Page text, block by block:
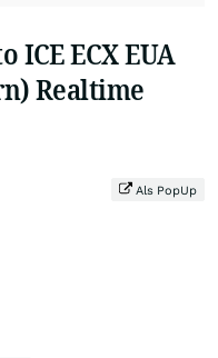
ICE ECX EUA
Realtime
Als PopUp